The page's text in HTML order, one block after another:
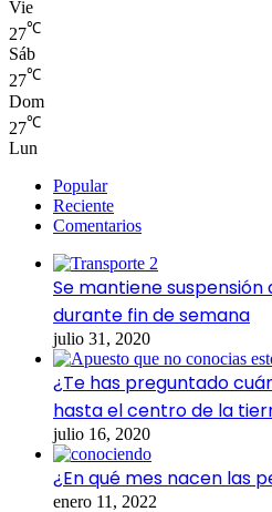
Vie
27℃
Sáb
27℃
Dom
27℃
Lun
Popular
Reciente
Comentarios
Se mantiene
durante fin de semana
julio 31, 2020
¿Te has preguntado
hasta el centro de la
julio 16, 2020
¿En qué mes nacen las
enero 11, 2022